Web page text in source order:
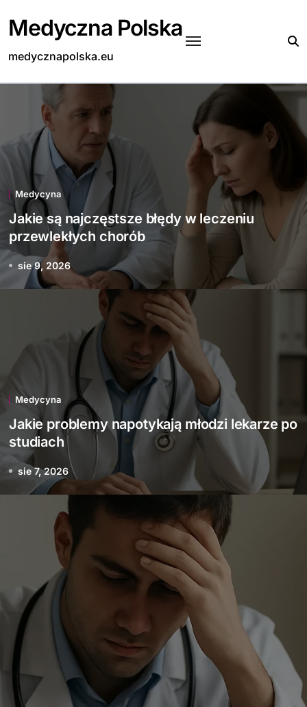
content
Medyczna Polska
medycznapolska.eu
Medycyna
Jakie są najczęstsze błędy w leczeniu
przewlekłych chorób
sie 9, 2026
Medycyna
Jakie problemy napotykają młodzi lekarze po
studiach
sie 7, 2026